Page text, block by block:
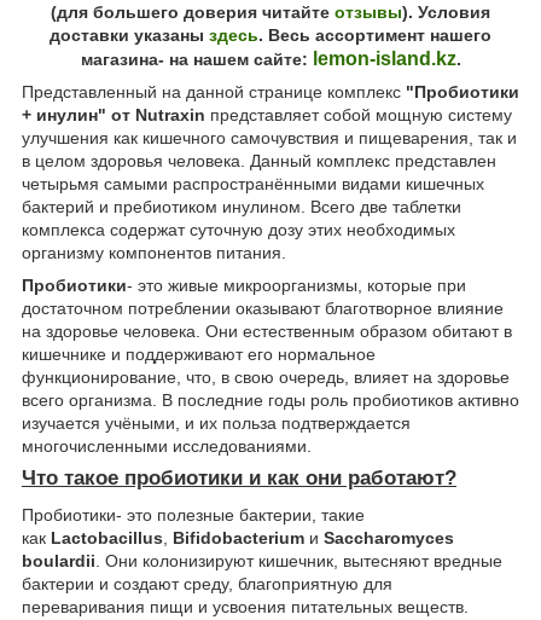
(для большего доверия читайте отзывы). Условия
доставки указаны здесь. Весь ассортимент нашего
магазина- на нашем сайте: lemon-island.kz.
Представленный на данной странице комплекс "Пробиотики
+ инулин" от Nutraxin представляет собой мощную систему
улучшения как кишечного самочувствия и пищеварения, так и
в целом здоровья человека. Данный комплекс представлен
четырьмя самыми распространёнными видами кишечных
бактерий и пребиотиком инулином. Всего две таблетки
комплекса содержат суточную дозу этих необходимых
организму компонентов питания.
Пробиотики- это живые микроорганизмы, которые при
достаточном потреблении оказывают благотворное влияние
на здоровье человека. Они естественным образом обитают в
кишечнике и поддерживают его нормальное
функционирование, что, в свою очередь, влияет на здоровье
всего организма. В последние годы роль пробиотиков активно
изучается учёными, и их польза подтверждается
многочисленными исследованиями.
Что такое пробиотики и как они работают?
Пробиотики- это полезные бактерии, такие
как Lactobacillus Bifidobacterium и Saccharomyces
boulardii . Они колонизируют кишечник, вытесняют вредные
бактерии и создают среду, благоприятную для
переваривания пищи и усвоения питательных веществ.